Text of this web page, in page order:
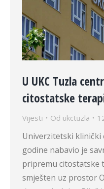
U UKC Tuzla
citostatske
Vijesti Od ukctuzla
Univerzitetski klinički
godine nabavio je
pripremu citostatske
smješten uz prostor